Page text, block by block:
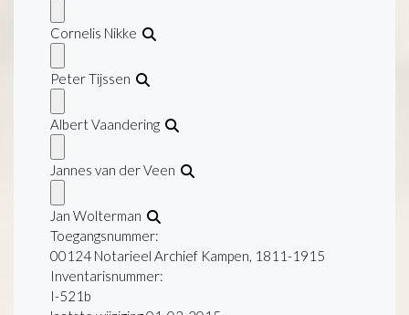
Cornelis Nikke
Peter Tijssen
Albert Vaandering
Jannes van der Veen
Jan Wolterman
Toegangsnummer:
00124 Notarieel Archief Kampen, 1811-1915
Inventarisnummer:
I-521b